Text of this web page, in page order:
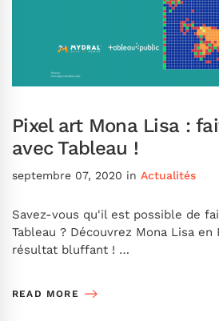
Pixel art Mona Lisa :
avec Tableau !
septembre 07, 2020 in Actualités
Savez-vous qu'il est possible de
Tableau ? Découvrez Mona Lisa
résultat bluffant ! …
READ MORE